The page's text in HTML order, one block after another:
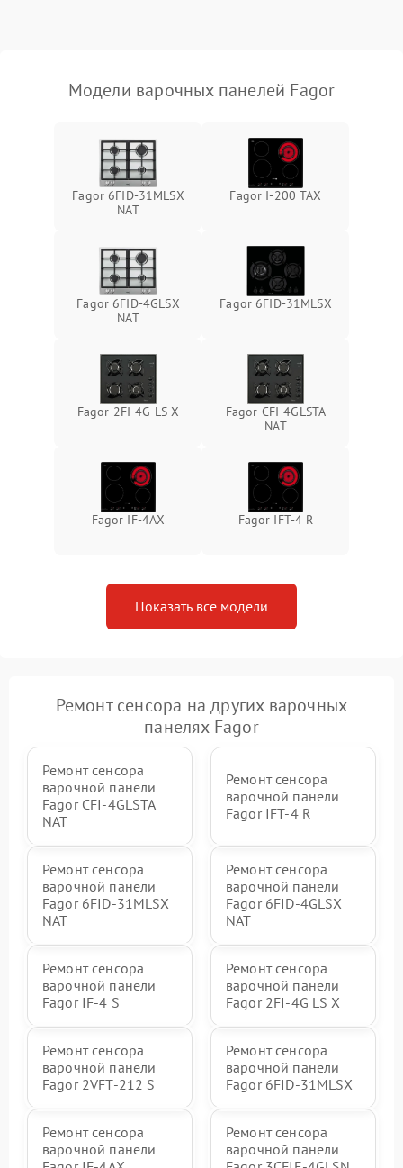
Модели варочных панелей Fagor
Fagor 6FID-31MLSX
NAT
Fagor I-200 TAX
Fagor 6FID-4GLSX
NAT
Fagor 6FID-31MLSX
Fagor 2FI-4G LS X
Fagor CFI-4GLSTA
NAT
Fagor IF-4AX Fagor IFT-4 R
Показать все модели
Ремонт сенсора на других варочных
панелях Fagor
Ремонт сенсора
варочной панели
Fagor CFI-4GLSTA
NAT
Ремонт сенсора
варочной панели
Fagor IFT-4 R
Ремонт сенсора
варочной панели
Fagor 6FID-31MLSX
NAT
Ремонт сенсора
варочной панели
Fagor 6FID-4GLSX
NAT
Ремонт сенсора
варочной панели
Fagor IF-4 S
Ремонт сенсора
варочной панели
Fagor 2FI-4G LS X
Ремонт сенсора
варочной панели
Fagor 2VFT-212 S
Ремонт сенсора
варочной панели
Fagor 6FID-31MLSX
Ремонт сенсора
варочной панели
Ремонт сенсора
варочной панели